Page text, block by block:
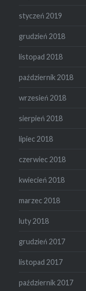
styczeń 2019
grudzień 2018
listopad 2018
październik 2018
wrzesień 2018
sierpień 2018
lipiec 2018
czerwiec 2018
kwiecień 2018
marzec 2018
luty 2018
grudzień 2017
listopad 2017
październik 2017